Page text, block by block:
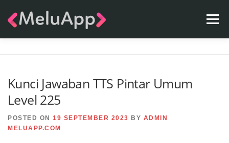
Menu
Kunci Jawaban TTS Pintar Umum
Level 225
POSTED ON 19 SEPTEMBER 2023 BY ADMIN
MELUAPP.COM